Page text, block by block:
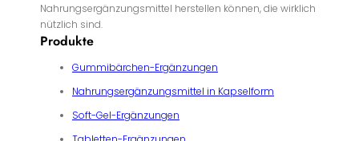
Nahrungsergänzungsmittel herstellen können, die wirklich
nützlich sind.
Produkte
Gummibärchen-Ergänzungen
Nahrungsergänzungsmittel in Kapselform
Soft-Gel-Ergänzungen